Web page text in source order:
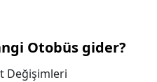
Otobüs gider?
Değişimleri